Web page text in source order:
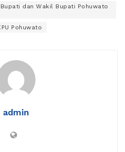
dan Wakil Bupati Pohuwato
Pohuwato
admin